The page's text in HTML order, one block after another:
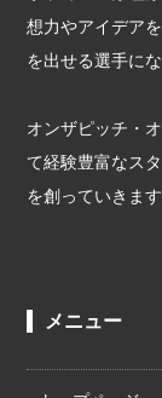
想力やアイデア
を出せる選手に
オンザピッチ・
て経験豊富なス
を創っていきます
メニュー